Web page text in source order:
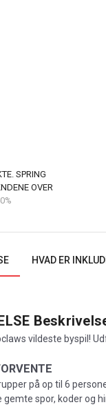
SPRING
OVER
HVAD ER
vildeste byspil!
på op til 6
gemte spor, koder og